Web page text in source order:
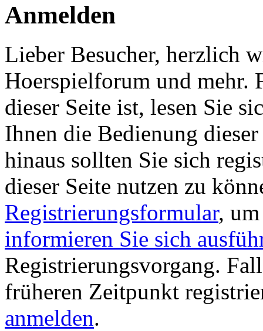
Anmelden
Lieber Besucher, herzlich
Hoerspielforum und mehr.
dieser Seite ist, lesen Sie
Ihnen die Bedienung
hinaus sollten Sie sich
dieser Seite nutzen zu
Registrierungsformular,
informieren Sie sich
Registrierungsvorgang.
früheren Zeitpunkt
anmelden.